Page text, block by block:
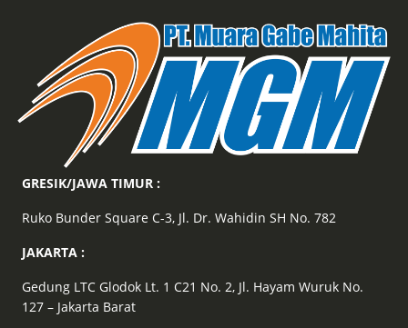
GRESIK/JAWA TIMUR :
Ruko Bunder Square C-3, Jl. Dr. Wahidin SH No. 782
JAKARTA :
Gedung LTC Glodok Lt. 1 C21 No. 2, Jl. Hayam Wuruk No.
127 – Jakarta Barat